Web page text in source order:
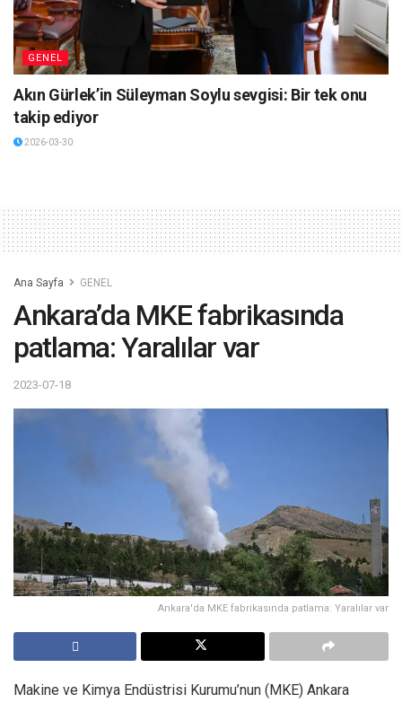
GENEL
Akın Gürlek’in Süleyman Soylu sevgisi: Bir tek onu
takip ediyor
2026-03-30
Ana Sayfa GENEL
Ankara’da MKE fabrikasında
patlama: Yaralılar var
2023-07-18
Ankara'da MKE fabrikasında patlama: Yaralılar var
Makine ve Kimya Endüstrisi Kurumu’nun (MKE) Ankara